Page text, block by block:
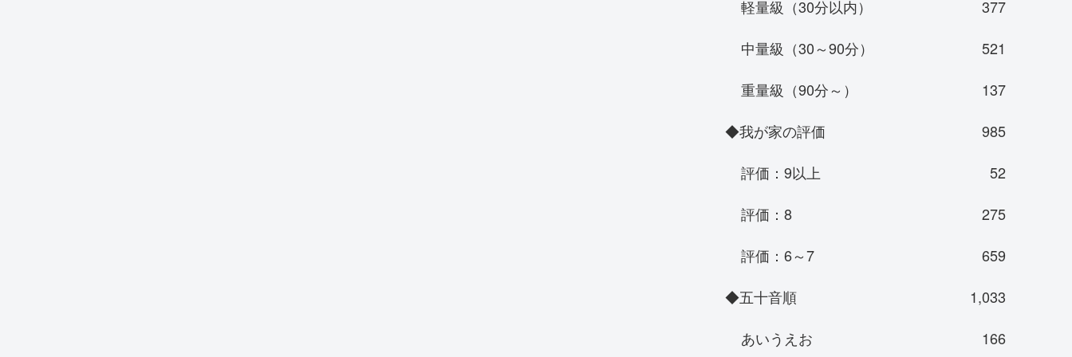
軽量級（30分以内）
377
中量級（30～90分）
521
重量級（90分～）
137
◆我が家の評価
985
評価：9以上
52
評価：8
275
評価：6～7
659
◆五十音順
1,033
あいうえお
166